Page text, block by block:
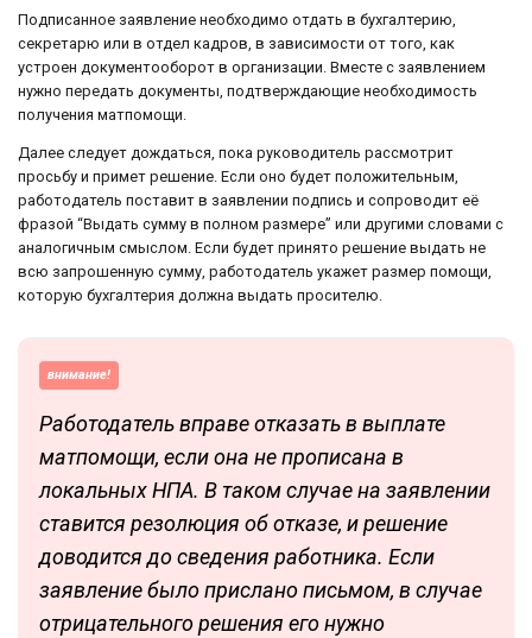
Подписанное заявление необходимо отдать в бухгалтерию,
секретарю или в отдел кадров, в зависимости от того, как
устроен документооборот в организации. Вместе с заявлением
нужно передать документы, подтверждающие необходимость
получения матпомощи.
Далее следует дождаться, пока руководитель рассмотрит
просьбу и примет решение. Если оно будет положительным,
работодатель поставит в заявлении подпись и сопроводит её
фразой “Выдать сумму в полном размере” или другими словами с
аналогичным смыслом. Если будет принято решение выдать не
всю запрошенную сумму, работодатель укажет размер помощи,
которую бухгалтерия должна выдать просителю.
внимание!
Работодатель вправе отказать в выплате
матпомощи, если она не прописана в
локальных НПА. В таком случае на заявлении
ставится резолюция об отказе, и решение
доводится до сведения работника. Если
заявление было прислано письмом, в случае
отрицательного решения его нужно